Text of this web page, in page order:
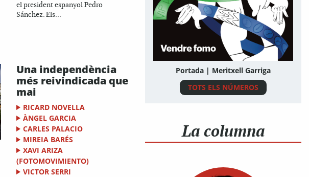
el president espanyol Pedro
Sánchez. Els...
Una independència
més reivindicada que
mai
RICARD NOVELLA
ÀNGEL GARCIA
CARLES PALACIO
MIREIA BARÉS
XAVI ARIZA
(FOTOMOVIMIENTO)
VICTOR SERRI
Portada | Meritxell Garriga
TOTS ELS NÚMEROS
La columna